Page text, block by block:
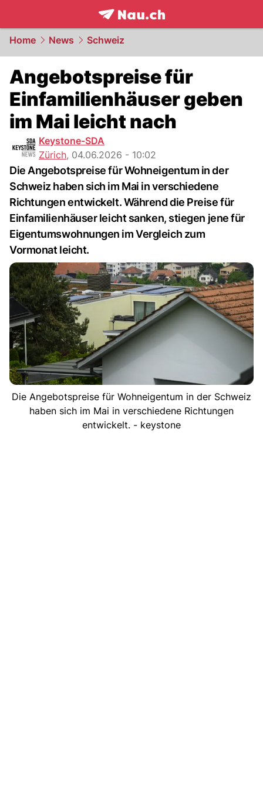
frontpage.NAU.ch
Home News Schweiz
Angebotspreise für
Einfamilienhäuser geben
im Mai leicht nach
Keystone-SDA
Zürich, 04.06.2026 - 10:02
Die Angebotspreise für Wohneigentum in der
Schweiz haben sich im Mai in verschiedene
Richtungen entwickelt. Während die Preise für
Einfamilienhäuser leicht sanken, stiegen jene für
Eigentumswohnungen im Vergleich zum
Vormonat leicht.
Die Angebotspreise für Wohneigentum in der Schweiz
haben sich im Mai in verschiedene Richtungen
entwickelt. - keystone